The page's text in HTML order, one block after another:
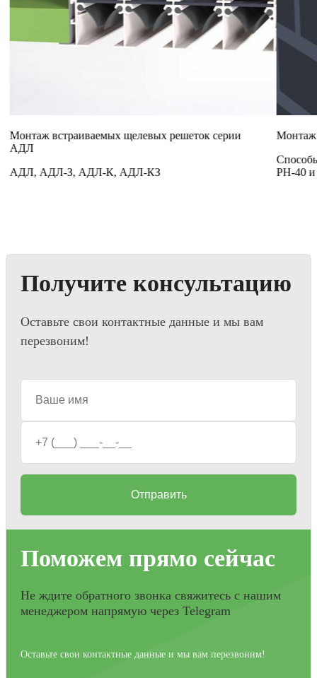
Монтаж встраиваемых щелевых решеток серии
АДЛ
АДЛ, АДЛ-З, АДЛ-К, АДЛ-КЗ
Монтаж
РН-40 и
Получите консультацию
Оставьте свои контактные данные и мы вам
перезвоним!
Отправить
Поможем прямо сейчас
Не ждите обратного звонка свяжитесь с нашим
менеджером напрямую через Telegram
Оставьте свои контактные данные и мы вам перезвоним!